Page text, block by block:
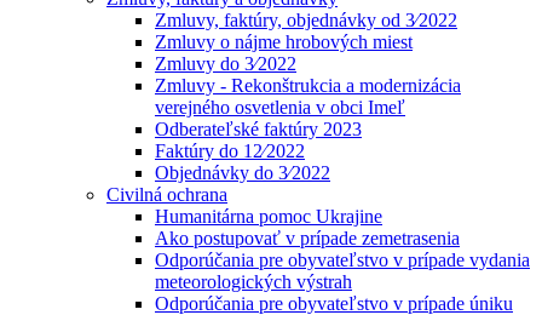
Zmluvy, faktúry, objednávky od 3⁄2022
Zmluvy o nájme hrobových miest
Zmluvy do 3⁄2022
Zmluvy - Rekonštrukcia a modernizácia
verejného osvetlenia v obci Imeľ
Odberateľské faktúry 2023
Faktúry do 12⁄2022
Objednávky do 3⁄2022
Civilná ochrana
Humanitárna pomoc Ukrajine
Ako postupovať v prípade zemetrasenia
Odporúčania pre obyvateľstvo v prípade vydania
meteorologických výstrah
Odporúčania pre obyvateľstvo v prípade úniku